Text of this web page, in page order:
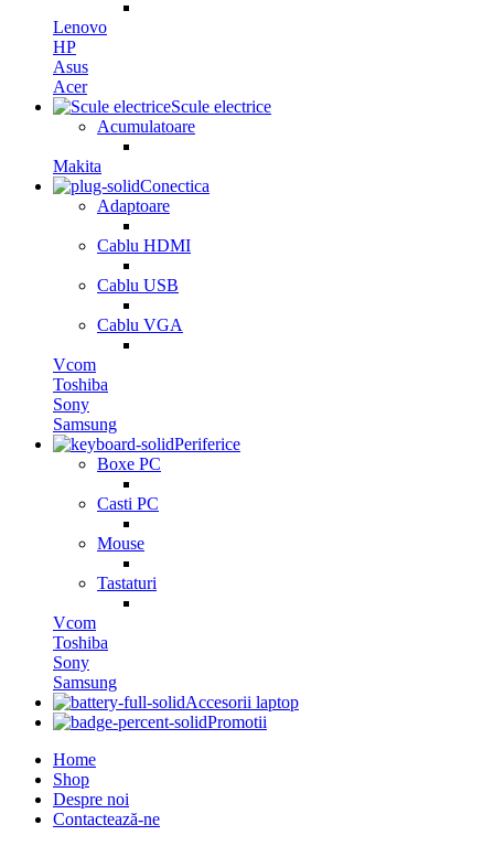
Lenovo
HP
Asus
Acer
Scule electrice
Acumulatoare
Makita
Conectica
Adaptoare
Cablu HDMI
Cablu USB
Cablu VGA
Vcom
Toshiba
Sony
Samsung
Periferice
Boxe PC
Casti PC
Mouse
Tastaturi
Vcom
Toshiba
Sony
Samsung
Accesorii laptop
Promotii
Home
Shop
Despre noi
Contactează-ne